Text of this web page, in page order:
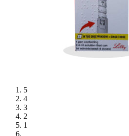
5
4
3
2
1